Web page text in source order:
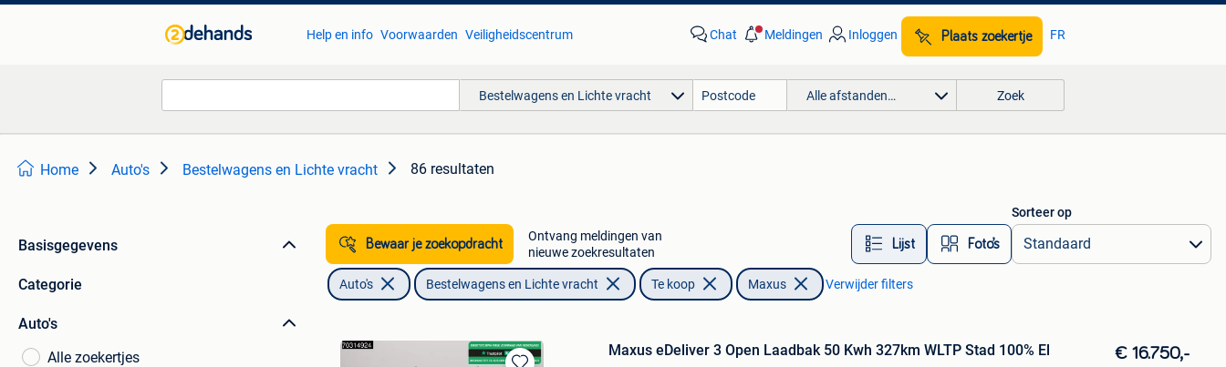
Help en info Voorwaarden Veiligheidscentrum Chat Meldingen Inloggen Plaats zoekertje FR
Bestelwagens en Lichte vracht Alle afstanden… Zoek
Home Auto's Bestelwagens en Lichte vracht 86 resultaten
Basisgegevens
Categorie
Auto's
Alle zoekertjes
Bewaar je zoekopdracht
Ontvang meldingen van
nieuwe zoekresultaten
Lijst Foto’s
Sorteer op
Auto's Bestelwagens en Lichte vracht Te koop Maxus Verwijder filters
Maxus eDeliver 3 Open Laadbak 50 Kwh 327km WLTP Stad 100% El € 16.750,-